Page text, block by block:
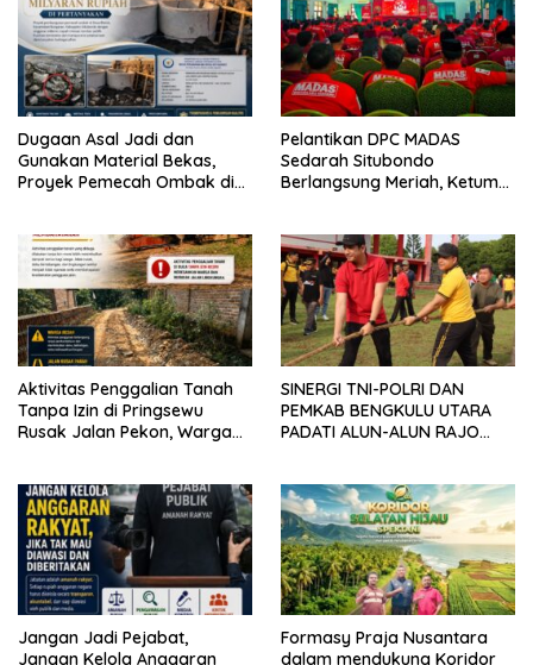
Dugaan Asal Jadi dan
Gunakan Material Bekas,
Proyek Pemecah Ombak di
Pelantikan DPC MADAS
Sedarah Situbondo
Berlangsung Meriah, Ketum
Masyarakat
Aktivitas Penggalian Tanah
Tanpa Izin di Pringsewu
Rusak Jalan Pekon, Warga
SINERGI TNI-POLRI DAN
PEMKAB BENGKULU UTARA
PADATI ALUN-ALUN RAJO
Jangan Jadi Pejabat,
Jangan Kelola Anggaran
Formasy Praja Nusantara
dalam mendukung Koridor